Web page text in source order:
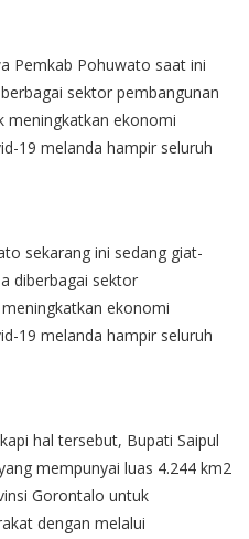
Pemkab Pohuwato saat ini
sektor pembangunan
meningkatkan ekonomi
19 melanda hampir seluruh
sekarang ini sedang giat-
diberbagai sektor
ekonomi
19 melanda hampir seluruh
hal tersebut, Bupati Saipul
mempunyai luas 4.244 km2
Gorontalo untuk
dengan melalui